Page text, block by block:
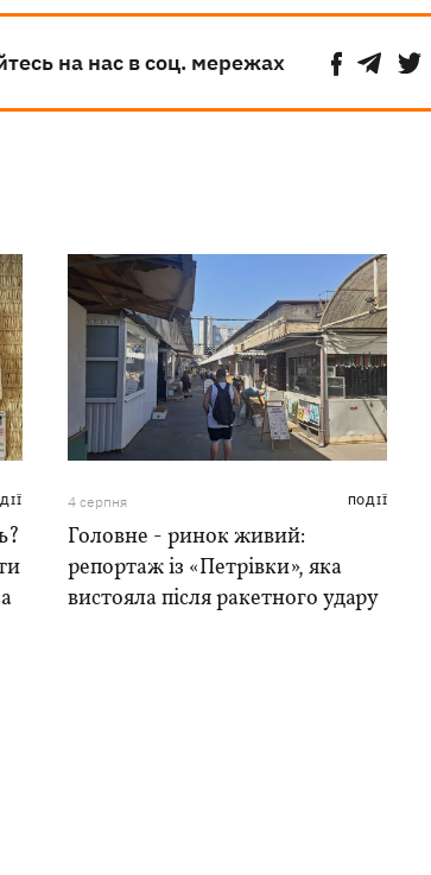
на нас в соц. мережах
4 серпня ПОДІЇ
Головне - ринок живий:
репортаж із «Петрівки», яка
вистояла після ракетного удару